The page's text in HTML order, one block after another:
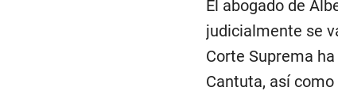
El abogado de
judicialmente se
Corte Suprema
Cantuta, así